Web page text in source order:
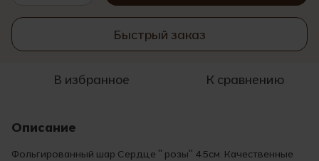
Быстрый заказ
В избранное К сравнению
Описание
Фольгированный шар Сердце " розы" 45см. Качественные